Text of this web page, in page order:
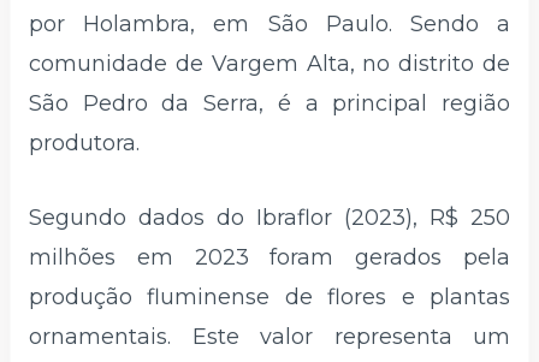
por Holambra, em São Paulo. Sendo a
comunidade de Vargem Alta, no distrito de
São Pedro da Serra, é a principal região
produtora.
Segundo dados do Ibraflor (2023), R$ 250
milhões em 2023 foram gerados pela
produção fluminense de flores e plantas
ornamentais. Este valor representa um